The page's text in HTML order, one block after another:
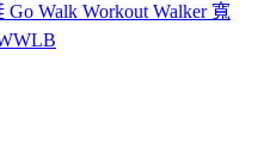
Walk Workout Walker 寬